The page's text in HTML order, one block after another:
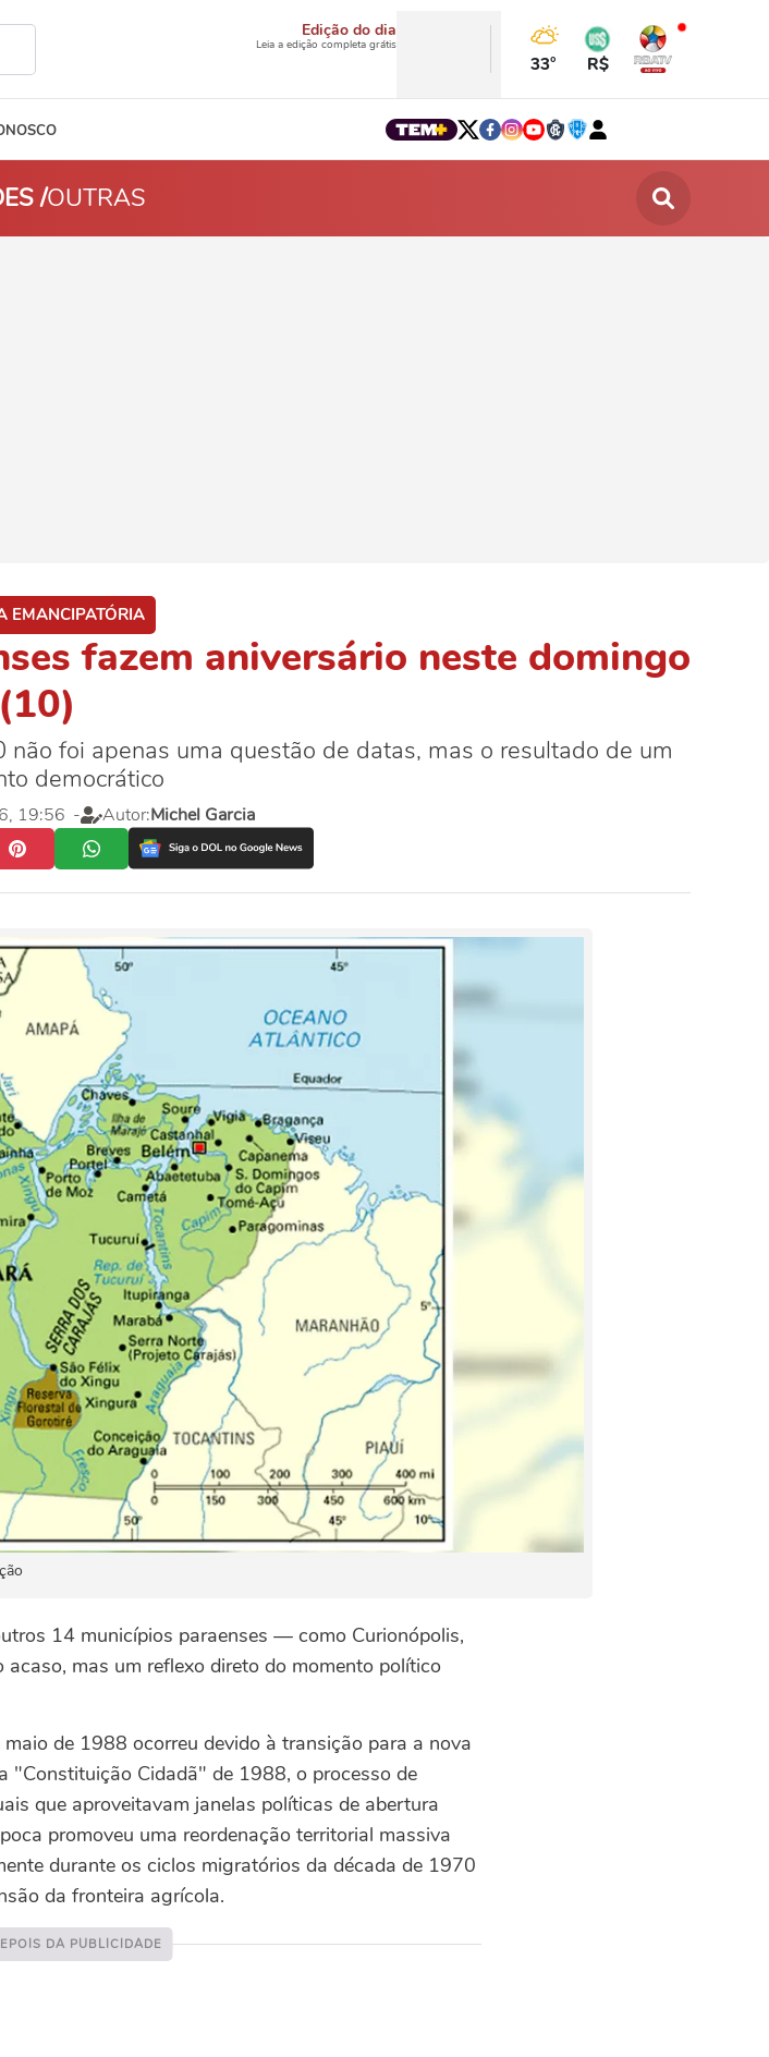
Edição do dia
Leia a edição completa grátis
33° R$
/OUTRAS
EMANCIPATÓRIA
fazem aniversário neste domingo
(10)
foi apenas uma questão de datas, mas o resultado de um
democrático
19:56 - Autor:Michel Garcia
14 municípios paraenses — como Curionópolis,
mas um reflexo direto do momento político
de 1988 ocorreu devido à transição para a nova
"Constituição Cidadã" de 1988, o processo de
que aproveitavam janelas políticas de abertura
promoveu uma reordenação territorial massiva
durante os ciclos migratórios da década de 1970
da fronteira agrícola.